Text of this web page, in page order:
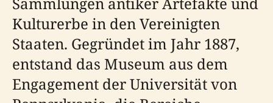
Kulturerbe in den Vereinigten
Staaten. Gegründet im Jahr 1887,
entstand das Museum aus dem
Engagement der Universität von